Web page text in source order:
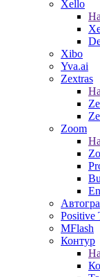
Xello
Xibo
Yva.ai
Zextras
Zoom
Positive
MFlash
Контур